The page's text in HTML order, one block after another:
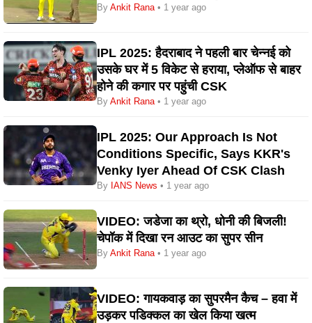
By Ankit Rana• 1 year ago
IPL 2025: हैदराबाद ने पहली बार चेन्नई को
उसके घर में 5 विकेट से हराया, प्लेऑफ से बाहर
होने की कगार पर पहुंची CSK
By Ankit Rana• 1 year ago
IPL 2025: Our Approach Is Not
Conditions Specific, Says KKR's
Venky Iyer Ahead Of CSK Clash
By IANS News • 1 year ago
VIDEO: जडेजा का थ्रो, धोनी की बिजली!
चेपॉक में दिखा रन आउट का सुपर सीन
By Ankit Rana• 1 year ago
VIDEO: गायकवाड़ का सुपरमैन कैच – हवा में
उड़कर पडिक्कल का खेल किया खत्म